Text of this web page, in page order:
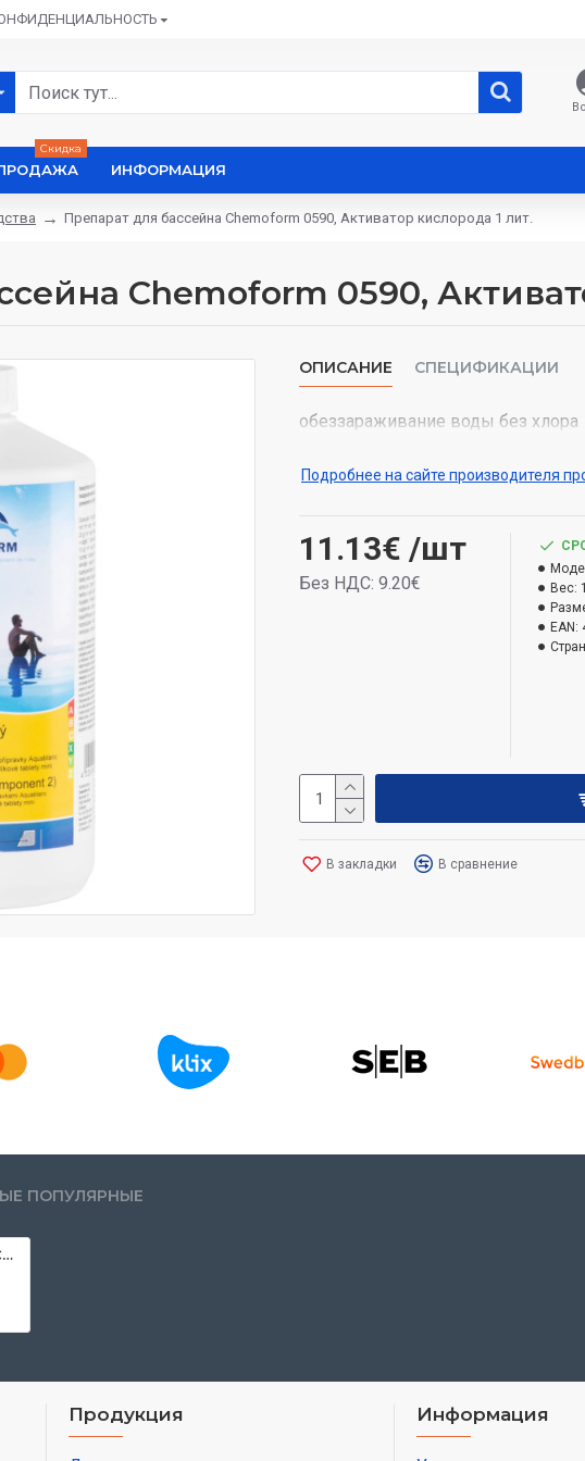
Скидка
ИНФОРМАЦИЯ
Препарат для бассейна Chemoform 0590, Активатор кислорода 1 лит.
Chemoform 0590,
ОПИСАНИЕ СПЕЦИФИКАЦИИ
обеззараживание воды без хлора
Подробнее на сайте производителя
11.13€ /шт
Без НДС: 9.20€
Вес:
EAN:
В закладки В сравнение
ПОПУЛЯРНЫЕ
Препарат для бассейна Chemoform 0590, Активатор кислорода 1 лит.
Продукция Информация